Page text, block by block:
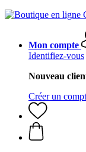
Mon compte
Identifiez-vous
Nouveau
Créer un